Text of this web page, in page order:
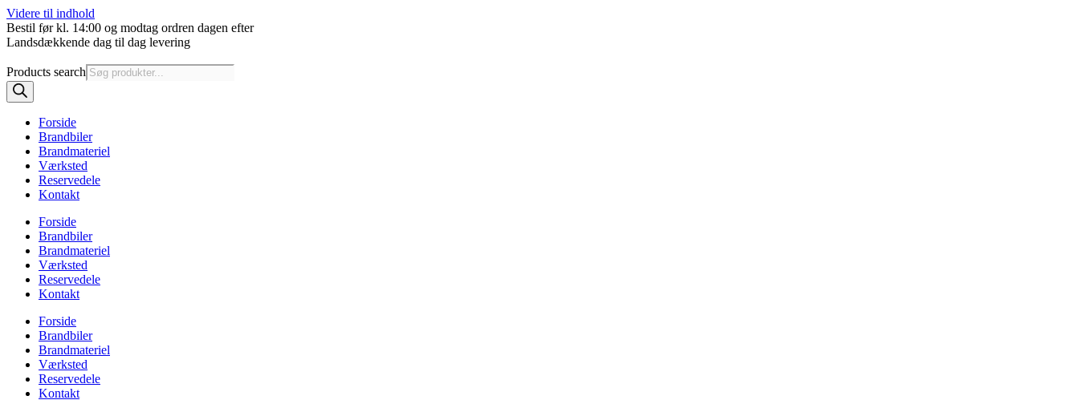
Videre til indhold
Bestil før kl. 14:00 og modtag ordren dagen efter
Landsdækkende dag til dag levering
Products search
Forside
Brandbiler
Brandmateriel
Værksted
Reservedele
Kontakt
Forside
Brandbiler
Brandmateriel
Værksted
Reservedele
Kontakt
Forside
Brandbiler
Brandmateriel
Værksted
Reservedele
Kontakt